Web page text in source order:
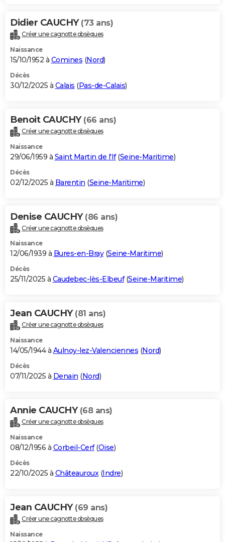
Didier CAUCHY (73 ans)
Créer une cagnotte obsèques
Naissance
15/10/1952 à Comines (Nord)
Décès
30/12/2025 à Calais (Pas-de-Calais)
Benoit CAUCHY (66 ans)
Créer une cagnotte obsèques
Naissance
29/06/1959 à Saint Martin de l'If(Seine-Maritime)
Décès
02/12/2025 à Barentin (Seine-Maritime)
Denise CAUCHY (86 ans)
Créer une cagnotte obsèques
Naissance
12/06/1939 à Bures-en-Bray(Seine-Maritime)
Décès
25/11/2025 à Caudebec-lès-Elbeuf(Seine-Maritime)
Jean CAUCHY (81 ans)
Créer une cagnotte obsèques
Naissance
14/05/1944 à Aulnoy-lez-Valenciennes (Nord)
Décès
07/11/2025 à Denain (Nord)
Annie CAUCHY (68 ans)
Créer une cagnotte obsèques
Naissance
08/12/1956 à Corbeil-Cerf(Oise)
Décès
22/10/2025 à Châteauroux(Indre)
Jean CAUCHY (69 ans)
Créer une cagnotte obsèques
Naissance